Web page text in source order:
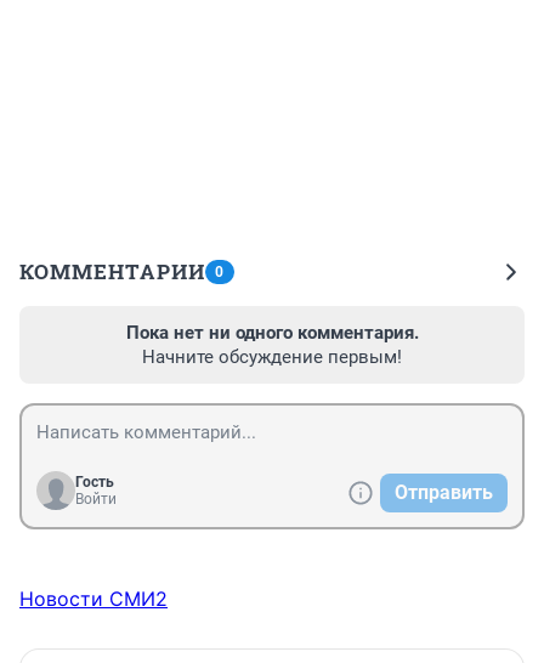
КОММЕНТАРИИ 0
Пока нет ни одного комментария.
Начните обсуждение первым!
Гость
Войти
Отправить
Новости СМИ2